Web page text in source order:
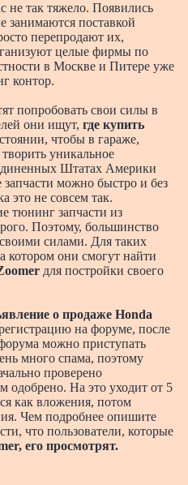
не так тяжело. Появились
занимаются поставкой
перепродают их,
целые фирмы по
в Москве и Питере уже
контор.
попробовать свои силы в
они ищут, где купить
чтобы в гараже,
уникальное
Штатах Америки
запчасти можно быстро и без
это не совсем так.
тюнинг запчасти из
Поэтому, большинство
своими силами. Для таких
котором они смогут найти
для постройки своего
о продаже Honda
на форуме, после
можно приступать
много спама, поэтому
проверено
одобрено. На это уходит от 5
как вложения, потом
Чем подробнее опишите
что пользователи, которые
, его просмотрят.